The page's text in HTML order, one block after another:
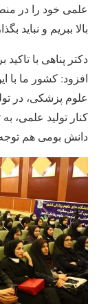
علمی خود را در
بالا ببریم و نباید
دکتر پناهی با
افزود: کشور ما
علوم پزشکی، در
کنار تولید علمی،
دانش بومی هم